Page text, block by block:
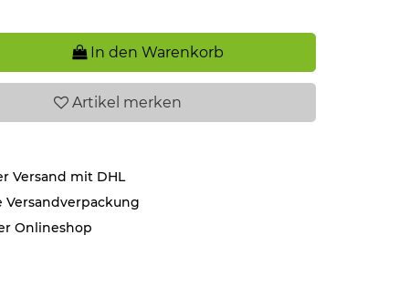
In den Warenkorb
Artikel merken
Versand mit DHL
Versandverpackung
Onlineshop